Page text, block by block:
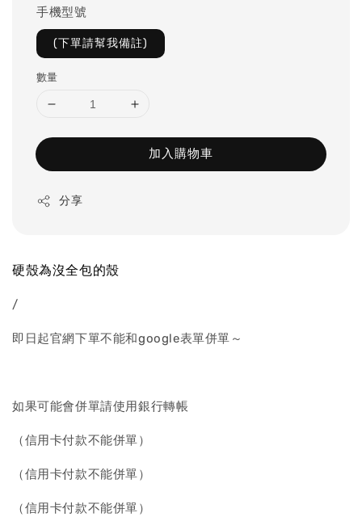
手機型號
(下單請幫我備註)
數量
加入購物車
分享
硬殼為沒全包的殼
/
即日起官網下單不能和google表單併單～
如果可能會併單請使用銀行轉帳
（信用卡付款不能併單）
（信用卡付款不能併單）
（信用卡付款不能併單）